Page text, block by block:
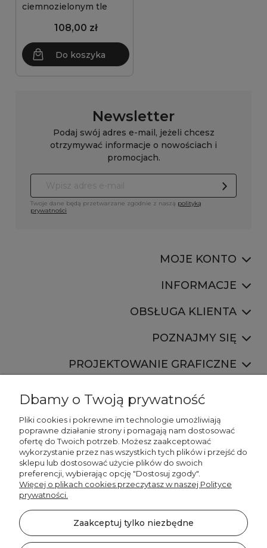
ciemnozielonym tle
108,00 zł
Do koszyka
Newsletter
Podaj swój adres e-mail, jeżeli chcesz
otrzymywać informacje o nowościach i
promocjach.
Twoje dane będą przetwarzane zgodnie z naszą polityką
prywatności
MOJE KONTO
INFORMACJE
OBSŁUGA KLIENTA
POZNAJMY SIĘ
PROJEKTOWANIE GRAFICZNE
887 750 445
536 346 177
©2026 Wszelkie Prawa Zastrzeżone | DECORDRUK
Dbamy o Twoją prywatność
Pliki cookies i pokrewne im technologie umożliwiają
poprawne działanie strony i pomagają nam dostosować
ofertę do Twoich potrzeb. Możesz zaakceptować
wykorzystanie przez nas wszystkich tych plików i przejść do
sklepu lub dostosować użycie plików do swoich
preferencji, wybierając opcję "Dostosuj zgody".
Więcej o plikach cookies przeczytasz w naszej Polityce
prywatności.
Zaakceptuj tylko niezbędne